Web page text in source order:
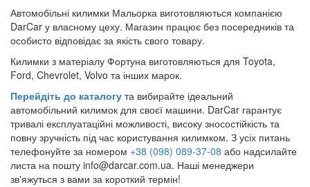
Автомобільні килимки Мальорка виготовляються компанією
DarCar у власному цеху. Магазин працює без посередників та
особисто відповідає за якість свого товару.
Килимки з матеріалу Фортуна виготовляються для Toyota,
Ford, Chevrolet, Volvo та інших марок.
Перейдіть до каталогу та вибирайте ідеальний
автомобільний килимок для своєї машини. DarCar гарантує
тривалі експлуатаційні можливості, високу зносостійкість та
повну зручність під час користування килимком. З усіх питань
телефонуйте за номером +38 (098) 089-37-08 або надсилайте
листа на пошту info@darcar.com.ua. Наші менеджери
зв'яжуться з вами за короткий термін!